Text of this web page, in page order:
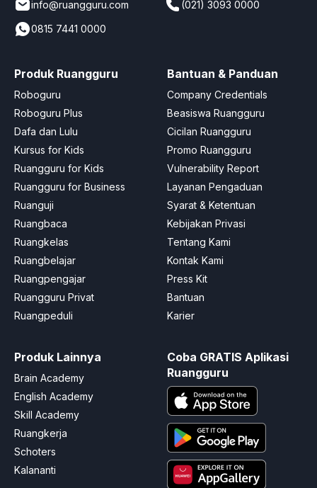
info@ruangguru.com
(021) 3093 0000
0815 7441 0000
Produk Ruangguru
Roboguru
Roboguru Plus
Dafa dan Lulu
Kursus for Kids
Ruangguru for Kids
Ruangguru for Business
Ruanguji
Ruangbaca
Ruangkelas
Ruangbelajar
Ruangpengajar
Ruangguru Privat
Ruangpeduli
Bantuan & Panduan
Company Credentials
Beasiswa Ruangguru
Cicilan Ruangguru
Promo Ruangguru
Vulnerability Report
Layanan Pengaduan
Syarat & Ketentuan
Kebijakan Privasi
Tentang Kami
Kontak Kami
Press Kit
Bantuan
Karier
Produk Lainnya
Brain Academy
English Academy
Skill Academy
Ruangkerja
Schoters
Kalananti
Coba GRATIS Aplikasi
Ruangguru